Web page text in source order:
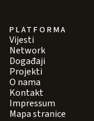
PLATFORMA
Vijesti
Network
Događaji
Projekti
O nama
Kontakt
Impressum
Mapa stranice